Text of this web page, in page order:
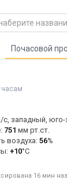
Почасовой
часам
с, западный,
751 мм рт.ст.
воздуха:56%
+10°C
16 мин